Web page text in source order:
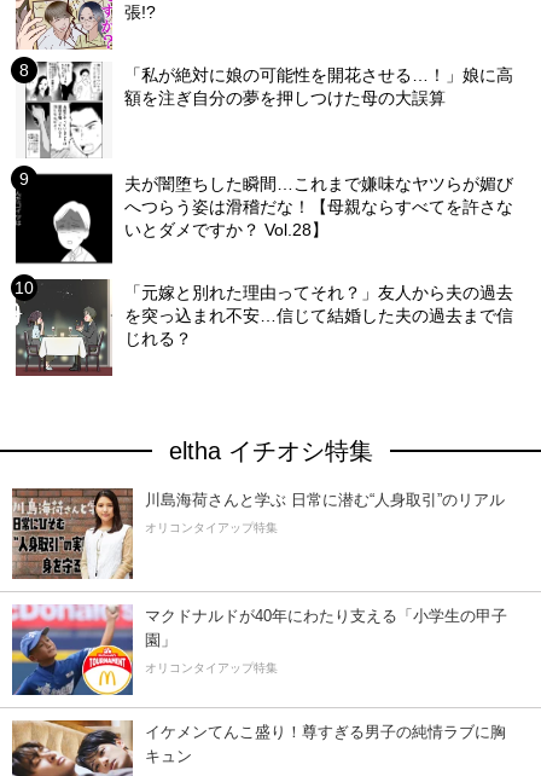
張!?
「私が絶対に娘の可能性を開花させる…！」娘に高
額を注ぎ自分の夢を押しつけた母の大誤算
夫が闇堕ちした瞬間…これまで嫌味なヤツらが媚び
へつらう姿は滑稽だな！【母親ならすべてを許さな
いとダメですか？ Vol.28】
「元嫁と別れた理由ってそれ？」友人から夫の過去
を突っ込まれ不安…信じて結婚した夫の過去まで信
じれる？
eltha イチオシ特集
川島海荷さんと学ぶ 日常に潜む“人身取引”のリアル
オリコンタイアップ特集
マクドナルドが40年にわたり支える「小学生の甲子
園」
オリコンタイアップ特集
イケメンてんこ盛り！尊すぎる男子の純情ラブに胸
キュン